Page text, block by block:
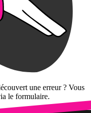
une erreur ? Vous
le formulaire.